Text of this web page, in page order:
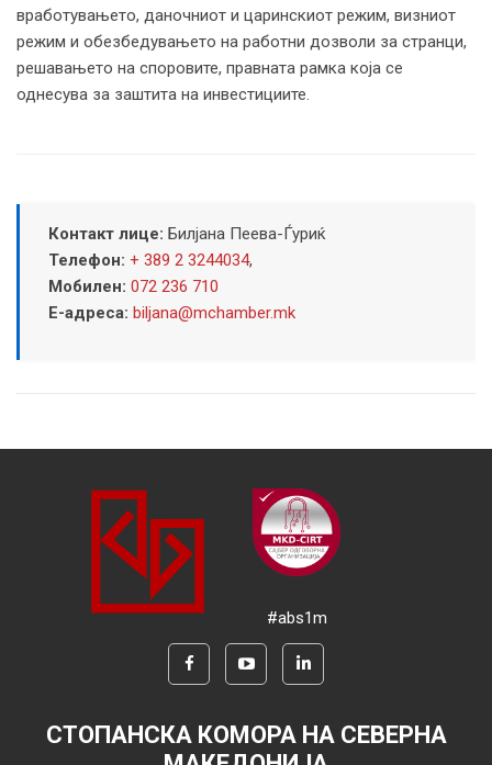
вработувањето, даночниот и царинскиот режим, визниот
режим и обезбедувањето на работни дозволи за странци,
решавањето на споровите, правната рамка која се
однесува за заштита на инвестициите.
Контакт лице: Билјана Пеева-Ѓуриќ
Телефон: + 389 2 3244034,
Мобилен: 072 236 710
Е-адреса: biljana@mchamber.mk
#abs1m
СТОПАНСКА КОМОРА НА СЕВЕРНА